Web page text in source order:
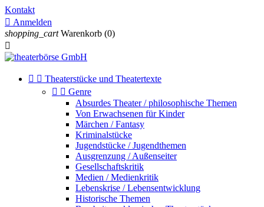
Kontakt
 Anmelden
shopping_cart Warenkorb (0)

  Theaterstücke und Theatertexte
  Genre
Absurdes Theater / philosophische Themen
Von Erwachsenen für Kinder
Märchen / Fantasy
Kriminalstücke
Jugendstücke / Jugendthemen
Ausgrenzung / Außenseiter
Gesellschaftskritik
Medien / Medienkritik
Lebenskrise / Lebensentwicklung
Historische Themen